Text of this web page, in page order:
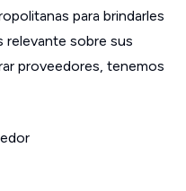
para brindarles
relevante sobre sus
proveedores, tenemos